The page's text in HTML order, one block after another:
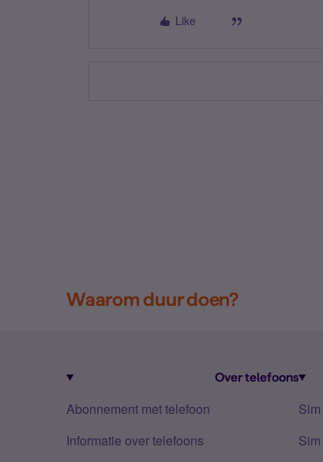
Like
Waarom duur doen?
Over telefoons
Abonnement met telefoon
Informatie over telefoons